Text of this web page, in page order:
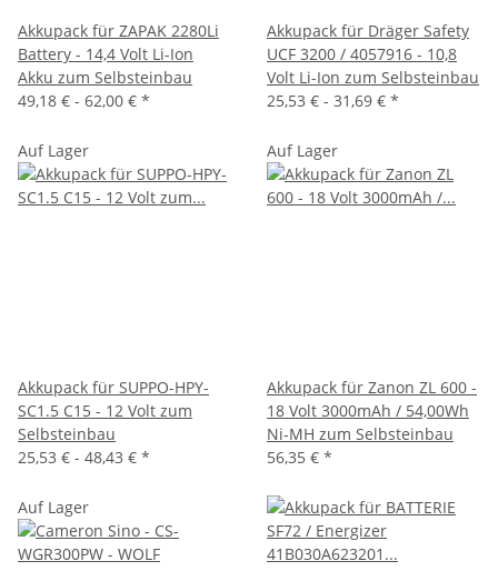
Akkupack für ZAPAK 2280Li
Battery - 14,4 Volt Li-Ion
Akku zum Selbsteinbau
49,18 € - 62,00 € *
Akkupack für Dräger Safety
UCF 3200 / 4057916 - 10,8
Volt Li-Ion zum Selbsteinbau
25,53 € - 31,69 € *
Auf Lager
Akkupack für SUPPO-HPY-
SC1.5 C15 - 12 Volt zum
Selbsteinbau
25,53 € - 48,43 € *
Auf Lager
Akkupack für Zanon ZL 600 -
18 Volt 3000mAh / 54,00Wh
Ni-MH zum Selbsteinbau
56,35 € *
Auf Lager